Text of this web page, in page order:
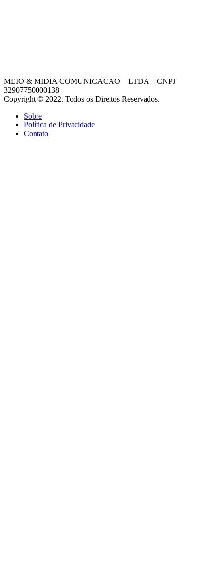
MEIO & MIDIA COMUNICACAO – LTDA – CNPJ
32907750000138
Copyright © 2022. Todos os Direitos Reservados.
Sobre
Política de Privacidade
Contato